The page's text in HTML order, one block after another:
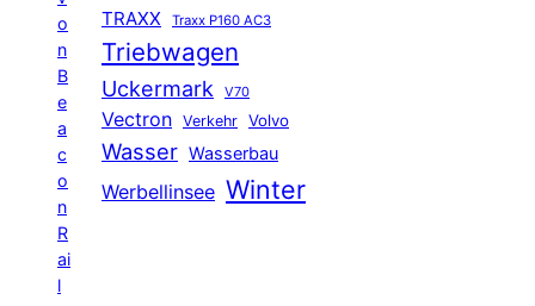
o
n
B
e
a
c
o
n
R
ai
l
TRAXX Traxx P160 AC3
Triebwagen
Uckermark V70
Vectron Verkehr Volvo
Wasser Wasserbau
Werbellinsee Winter